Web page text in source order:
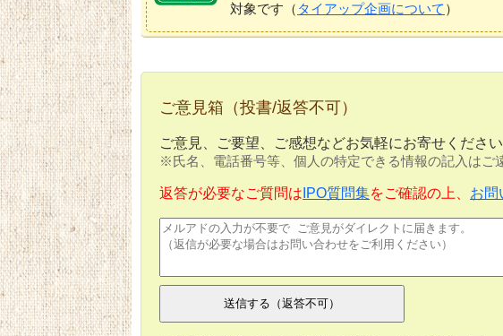
対象です（ タイアップ企画について ）
ご意見箱（投書/返答不可）
ご意見、ご要望、ご感想などお気軽にお寄せくださ
※氏名、電話番号等、個人の特定できる情報の記入はご
返答が必要なご質問は IPO質問集をご確認の上、 お問